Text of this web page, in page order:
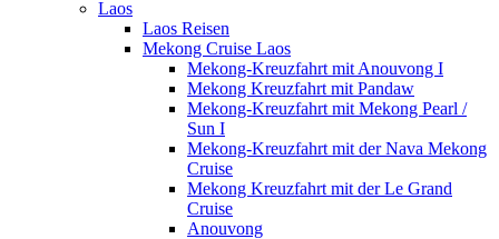
Laos
Laos Reisen
Mekong Cruise Laos
Mekong-Kreuzfahrt mit Anouvong I
Mekong Kreuzfahrt mit Pandaw
Mekong-Kreuzfahrt mit Mekong Pearl /
Sun I
Mekong-Kreuzfahrt mit der Nava Mekong
Cruise
Mekong Kreuzfahrt mit der Le Grand
Cruise
Anouvong